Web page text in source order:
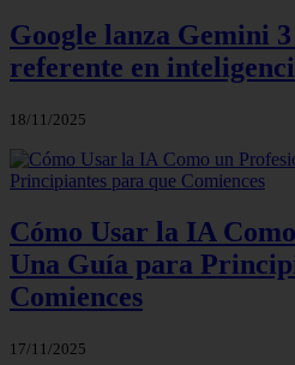
Google lanza Gemini
referente en
18/11/2025
Cómo Usar la IA
Una Guía para
Comiences
17/11/2025